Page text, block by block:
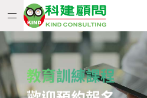
教育訓練課程